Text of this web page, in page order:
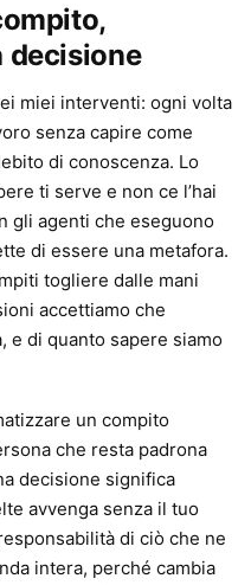
decisione
miei interventi: ogni volta
senza capire come
di conoscenza. Lo
ti serve e non ce l’hai
gli agenti che eseguono
di essere una metafora.
togliere dalle mani
accettiamo che
e di quanto sapere siamo
un compito
che resta padrona
decisione significa
avvenga senza il tuo
di ciò che ne
intera, perché cambia